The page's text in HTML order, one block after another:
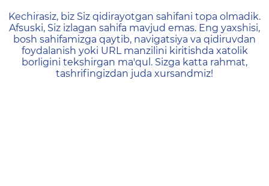
404 — Страница не
Kechirasiz, biz Siz qidirayotgan sahifani topa olmadik.
Afsuski, Siz izlagan sahifa mavjud emas. Eng yaxshisi,
bosh sahifamizga qaytib, navigatsiya va qidiruvdan
foydalanish yoki URL manzilini kiritishda xatolik
borligini tekshirgan ma'qul. Sizga katta rahmat,
tashrifingizdan juda xursandmiz!